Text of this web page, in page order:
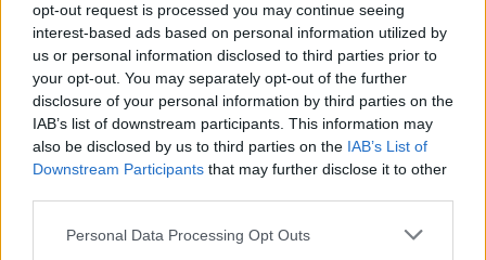
opt-out request is processed you may continue seeing
interest-based ads based on personal information utilized by
us or personal information disclosed to third parties prior to
your opt-out. You may separately opt-out of the further
disclosure of your personal information by third parties on the
IAB’s list of downstream participants. This information may
also be disclosed by us to third parties on the IAB’s List of
Downstream Participants that may further disclose it to other
Please note that this website/app uses one or more Google
Personal Data Processing Opt Outs
FinTech
Hardware PC
Moto
Gaming
AI
Redakcja